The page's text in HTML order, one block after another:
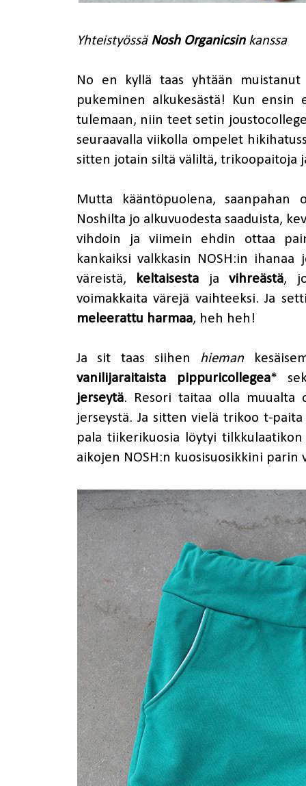
Yhteistyössä Nosh Organicsinkanssa
No en kyllä taas yhtään
pukeminen alkukesästä! Kun
tulemaan, niin teet setin
seuraavalla viikolla ompelet
sitten jotain siltä väliltä, trikoopaitoja
Mutta kääntöpuolena, saanpahan
Noshilta jo alkuvuodesta saaduista,
vihdoin ja viimein ehdin ottaa
kankaiksi valkkasin NOSH:in
väreistä, keltaisesta javihreästä,
voimakkaita värejä vaihteeksi. Ja
meleerattu harmaa, heh heh!
Ja sit taas siihen hieman
vanilijaraitaista pippuricollegea*
jerseytä. Resori taitaa olla muualta
jerseystä. Ja sitten vielä trikoo t-
pala tiikerikuosia löytyi
aikojen NOSH:n kuosisuosikkini parin